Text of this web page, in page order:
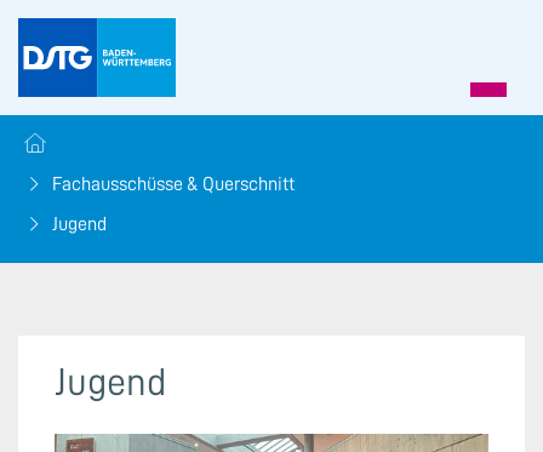
Fachausschüsse & Querschnitt
Jugend
Jugend